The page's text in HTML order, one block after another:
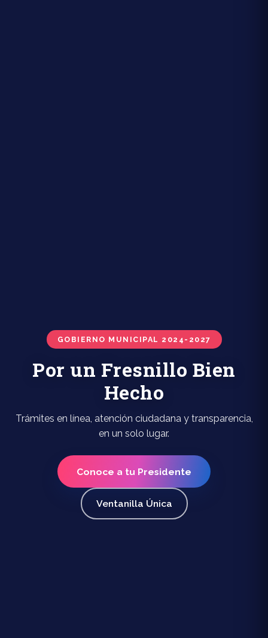
GOBIERNO MUNICIPAL 2024-2027
Por un Fresnillo Bien
Hecho
Trámites en línea, atención ciudadana y transparencia,
en un solo lugar.
Conoce a tu Presidente
Ventanilla Única